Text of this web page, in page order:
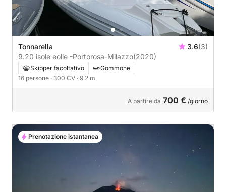
Tonnarella 3.6(3)
9.20 isole eolie -Portorosa-Milazzo(2020)
Skipper facoltativo
Gommone
16 persone · 300 CV · 9.2 m
A partire da 700 € /giorno
Prenotazione istantanea